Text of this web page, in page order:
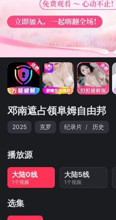
邓南遮占领阜姆自由邦
2025 克罗 纪录片 / 历史
播放源
大陆0线
1个视频
大陆5线
1个视频
选集